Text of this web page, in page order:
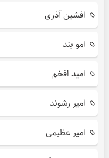
افشین آذری
امو بند
امید افخم
امیر رشوند
امیر عظیمی